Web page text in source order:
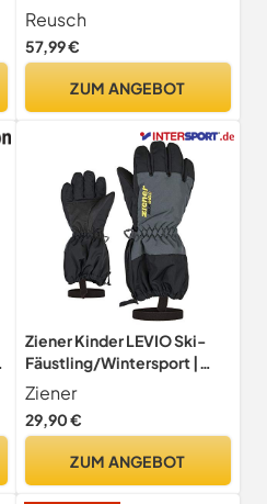
extra atmungsaktive und
warme Winterhandschuhe
Fingerhandschuhe
Sporthandschuhe
Reusch
57,99 €
ZUM ANGEBOT
Ziener Kinder LEVIO Ski-
Fäustling/Wintersport |
wasserdicht atmungsaktiv,
black, 122
Ziener
29,90 €
ZUM ANGEBOT